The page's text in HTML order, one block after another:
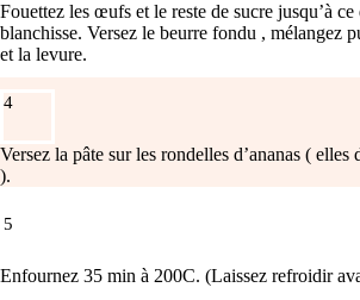
Fouettez les œufs et le reste de sucre jusqu’à
blanchisse. Versez le beurre fondu , mélangez
et la levure.
4
Versez la pâte sur les rondelles d’ananas (
).
5
Enfournez 35 min à 200C. (Laissez refroidir